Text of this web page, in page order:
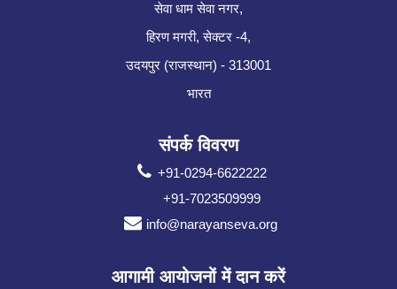
सेवा धाम सेवा नगर,
हिरण मगरी, सेक्टर -4,
उदयपुर (राजस्थान) - 313001
भारत
संपर्क विवरण
+91-0294-6622222
+91-7023509999
info@narayanseva.org
आगामी आयोजनों में दान करें